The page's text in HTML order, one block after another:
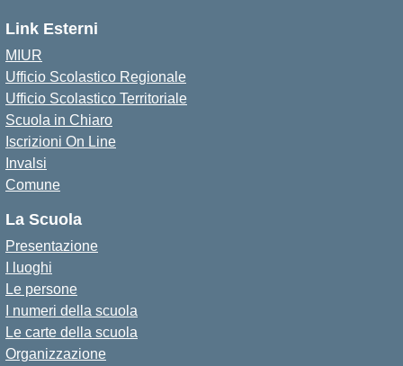
Link Esterni
MIUR
Ufficio Scolastico Regionale
Ufficio Scolastico Territoriale
Scuola in Chiaro
Iscrizioni On Line
Invalsi
Comune
La Scuola
Presentazione
I luoghi
Le persone
I numeri della scuola
Le carte della scuola
Organizzazione